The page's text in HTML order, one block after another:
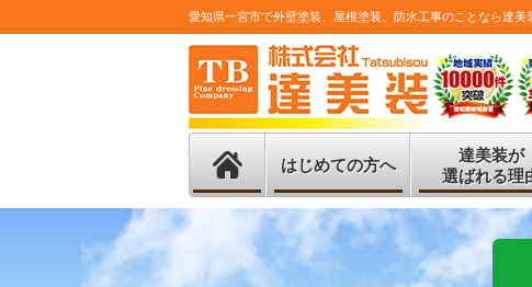
愛知県一宮市で外壁塗装、屋根塗装、防水工事のことなら達美
はじめての方へ
達美装が
選ばれる理